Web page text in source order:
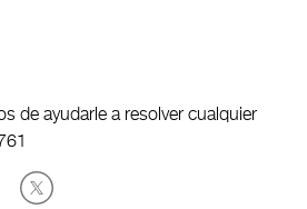
de ayudarle a resolver cualquier